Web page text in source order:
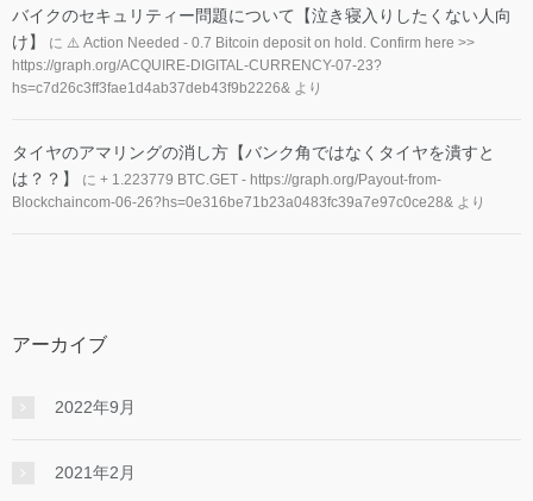
バイクのセキュリティー問題について【泣き寝入りしたくない人向
け】
に ⚠️ Action Needed - 0.7 Bitcoin deposit on hold. Confirm here >>
https://graph.org/ACQUIRE-DIGITAL-CURRENCY-07-23?
hs=c7d26c3ff3fae1d4ab37deb43f9b2226& より
タイヤのアマリングの消し方【バンク角ではなくタイヤを潰すと
は？？】
に + 1.223779 BTC.GET - https://graph.org/Payout-from-
Blockchaincom-06-26?hs=0e316be71b23a0483fc39a7e97c0ce28& より
アーカイブ
2022年9月
2021年2月